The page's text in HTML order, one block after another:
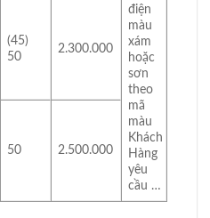
điện
màu
xám
hoặc
sơn
theo
mã
màu
Khách
Hàng
yêu
cầu …
(45)
50
2.300.000
50 2.500.000